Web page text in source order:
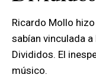
Ricardo Mollo
sabían vinculada
Divididos. El
músico.